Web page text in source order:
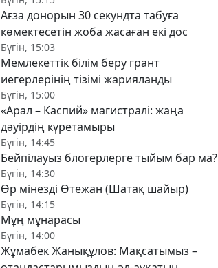
Ағза донорын 30 секундта табуға
көмектесетін жоба жасаған екі дос
Бүгін, 15:03
Мемлекеттік білім беру грант
иегерлерінің тізімі жарияланды
Бүгін, 15:00
«Арал – Каспий» магистралі: жаңа
дәуірдің күретамыры
Бүгін, 14:45
Бейпілауыз блогерлерге тыйым бар ма?
Бүгін, 14:30
Өр мінезді Өтежан (Шатақ шайыр)
Бүгін, 14:15
Мұң мұнарасы
Бүгін, 14:00
Жұмабек Жанықұлов: Мақсатымыз –